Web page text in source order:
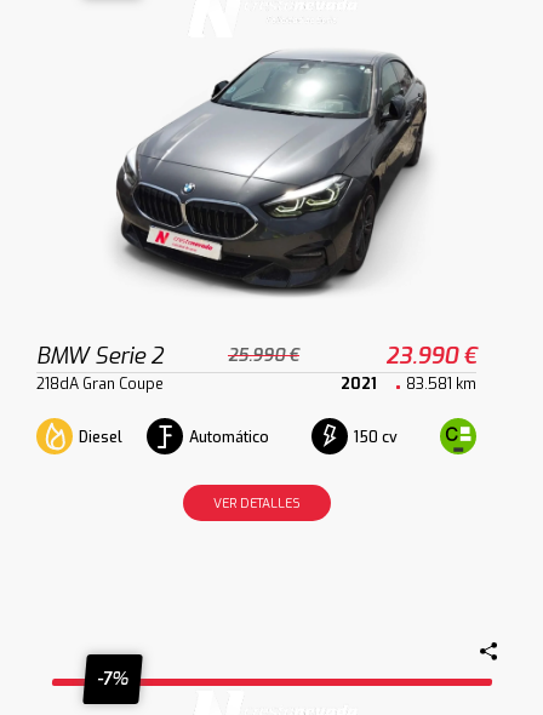
BMW Serie 2 25.990 € 23.990 €
218dA Gran Coupe 2021 83.581 km
Diesel Automático 150 cv
VER DETALLES
-7%